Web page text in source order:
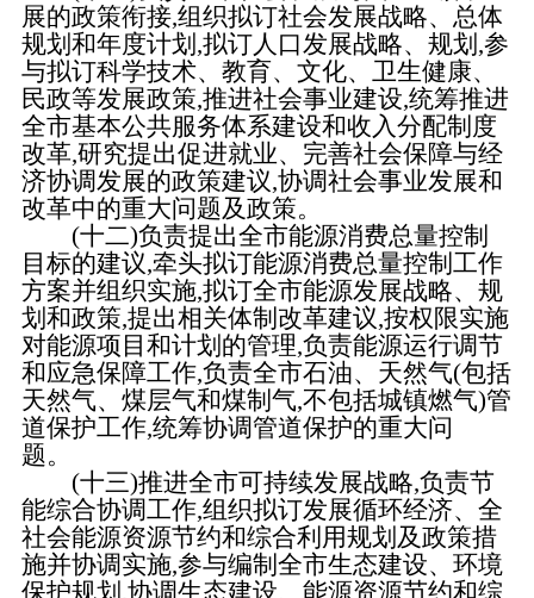
展的政策衔接,组织拟订社会发展战略、总体
规划和年度计划,拟订人口发展战略、规划,参
与拟订科学技术、教育、文化、卫生健康、
民政等发展政策,推进社会事业建设,统筹推进
全市基本公共服务体系建设和收入分配制度
改革,研究提出促进就业、完善社会保障与经
济协调发展的政策建议,协调社会事业发展和
改革中的重大问题及政策。
(十二)负责提出全市能源消费总量控制
目标的建议,牵头拟订能源消费总量控制工作
方案并组织实施,拟订全市能源发展战略、规
划和政策,提出相关体制改革建议,按权限实施
对能源项目和计划的管理,负责能源运行调节
和应急保障工作,负责全市石油、天然气(包括
天然气、煤层气和煤制气,不包括城镇燃气)管
道保护工作,统筹协调管道保护的重大问
题。
(十三)推进全市可持续发展战略,负责节
能综合协调工作,组织拟订发展循环经济、全
社会能源资源节约和综合利用规划及政策措
施并协调实施,参与编制全市生态建设、环境
保护规划,协调生态建设、能源资源节约和综